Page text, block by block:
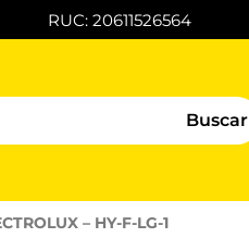
RUC: 20611526564
Buscar
– HY-F-LG-1